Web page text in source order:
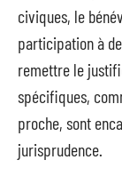
civiques, le
participation à
remettre le
spécifiques,
proche, sont
jurisprudence.